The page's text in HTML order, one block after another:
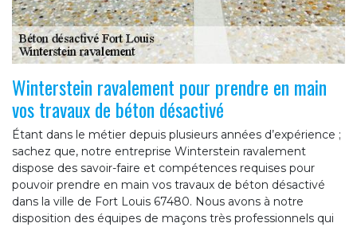
Winterstein ravalement pour prendre en main
vos travaux de béton désactivé
Étant dans le métier depuis plusieurs années d’expérience ;
sachez que, notre entreprise Winterstein ravalement
dispose des savoir-faire et compétences requises pour
pouvoir prendre en main vos travaux de béton désactivé
dans la ville de Fort Louis 67480. Nous avons à notre
disposition des équipes de maçons très professionnels qui